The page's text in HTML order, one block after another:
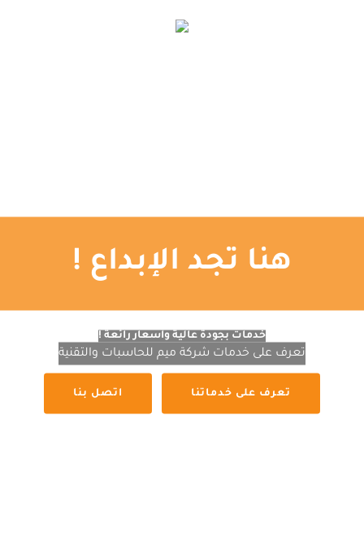
هنا تجد الإبداع !
خدمات بجودة عالية وأسعار رائعة !
تعرف على خدمات شركة ميم للحاسبات والتقنية
تعرف على خدماتنا اتصل بنا